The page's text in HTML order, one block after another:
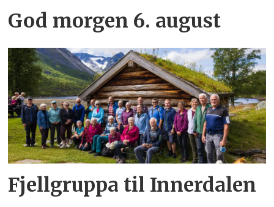
God morgen 6. august
Fjellgruppa til Innerdalen